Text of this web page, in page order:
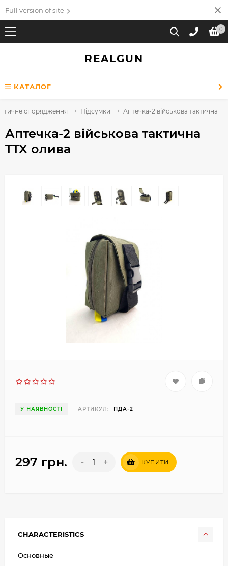
Full version of site
0
REALGUN
КАТАЛОГ
спорядження Підсумки Аптечка-2 військова тактична
Аптечка-2 військова тактична
TTX олива
У НАЯВНОСТІ АРТИКУЛ: ПДА-2
297 грн. - + КУПИТИ
CHARACTERISTICS
Основные